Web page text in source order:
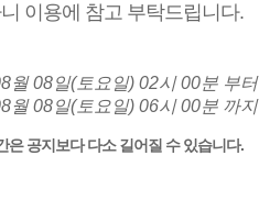
이용에 참고 부탁드립니다.
월 08일(토요일) 02시 00분 부터
월 08일(토요일) 06시 00분 까지
은 공지보다 다소 길어질 수 있습니다.